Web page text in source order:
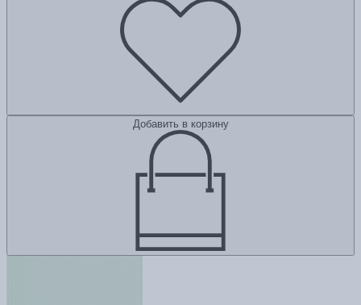
Добавить в корзину